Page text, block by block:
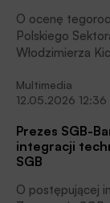
O ocenę
Polskiego
Włodzimierza
wydarzenia.
Multimedia
12.05.2026 12:36
Prezes SGB-
integracji
SGB
O postępującej